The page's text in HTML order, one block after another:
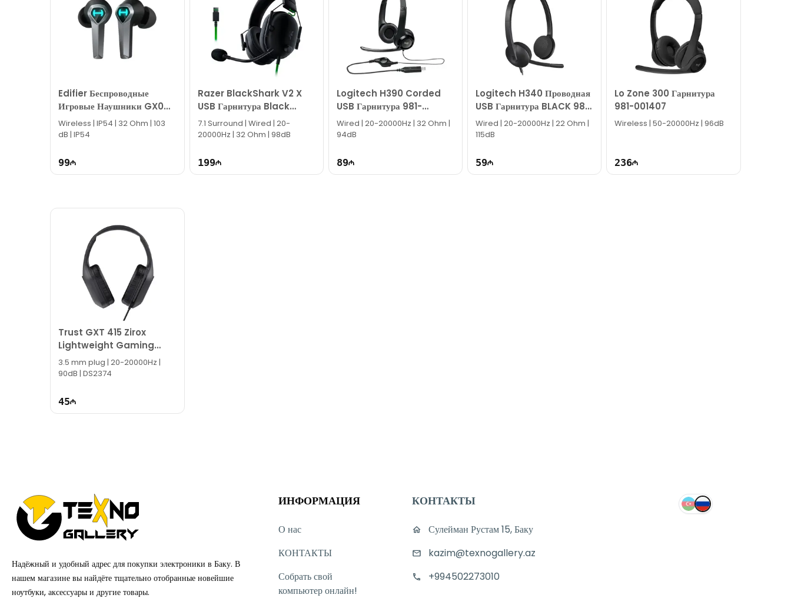
Edifier Беспроводные
Игровые Наушники GX04
HECATE
Wireless | IP54 | 32 Ohm | 103
dB | IP54
99
Razer BlackShark V2 X
USB Гарнитура Black
RZ04-04570100-R3M1
7.1 Surround | Wired | 20-
20000Hz | 32 Ohm | 98dB
199
Logitech H390 Corded
USB Гарнитура 981-
000406
Wired | 20-20000Hz | 32 Ohm |
94dB
89
Logitech H340 Проводная
USB Гарнитура BLACK 981-
000475
Wired | 20-20000Hz | 22 Ohm |
115dB
59
Lo Zone 300 Гарнитура
981-001407
Wireless | 50-20000Hz | 96dB
236
Trust GXT 415 Zirox
Lightweight Gaming
Headset Black
3.5 mm plug | 20-20000Hz |
90dB | DS2374
45
Надёжный и удобный адрес для покупки электроники в Баку. В
нашем магазине вы найдёте тщательно отобранные новейшие
ноутбуки, аксессуары и другие товары.
ИНФОРМАЦИЯ
О нас
КОНТАКТЫ
Собрать свой
компьютер онлайн!
КОНТАКТЫ
Сулейман Рустам 15, Баку
kazim@texnogallery.az
+994502273010